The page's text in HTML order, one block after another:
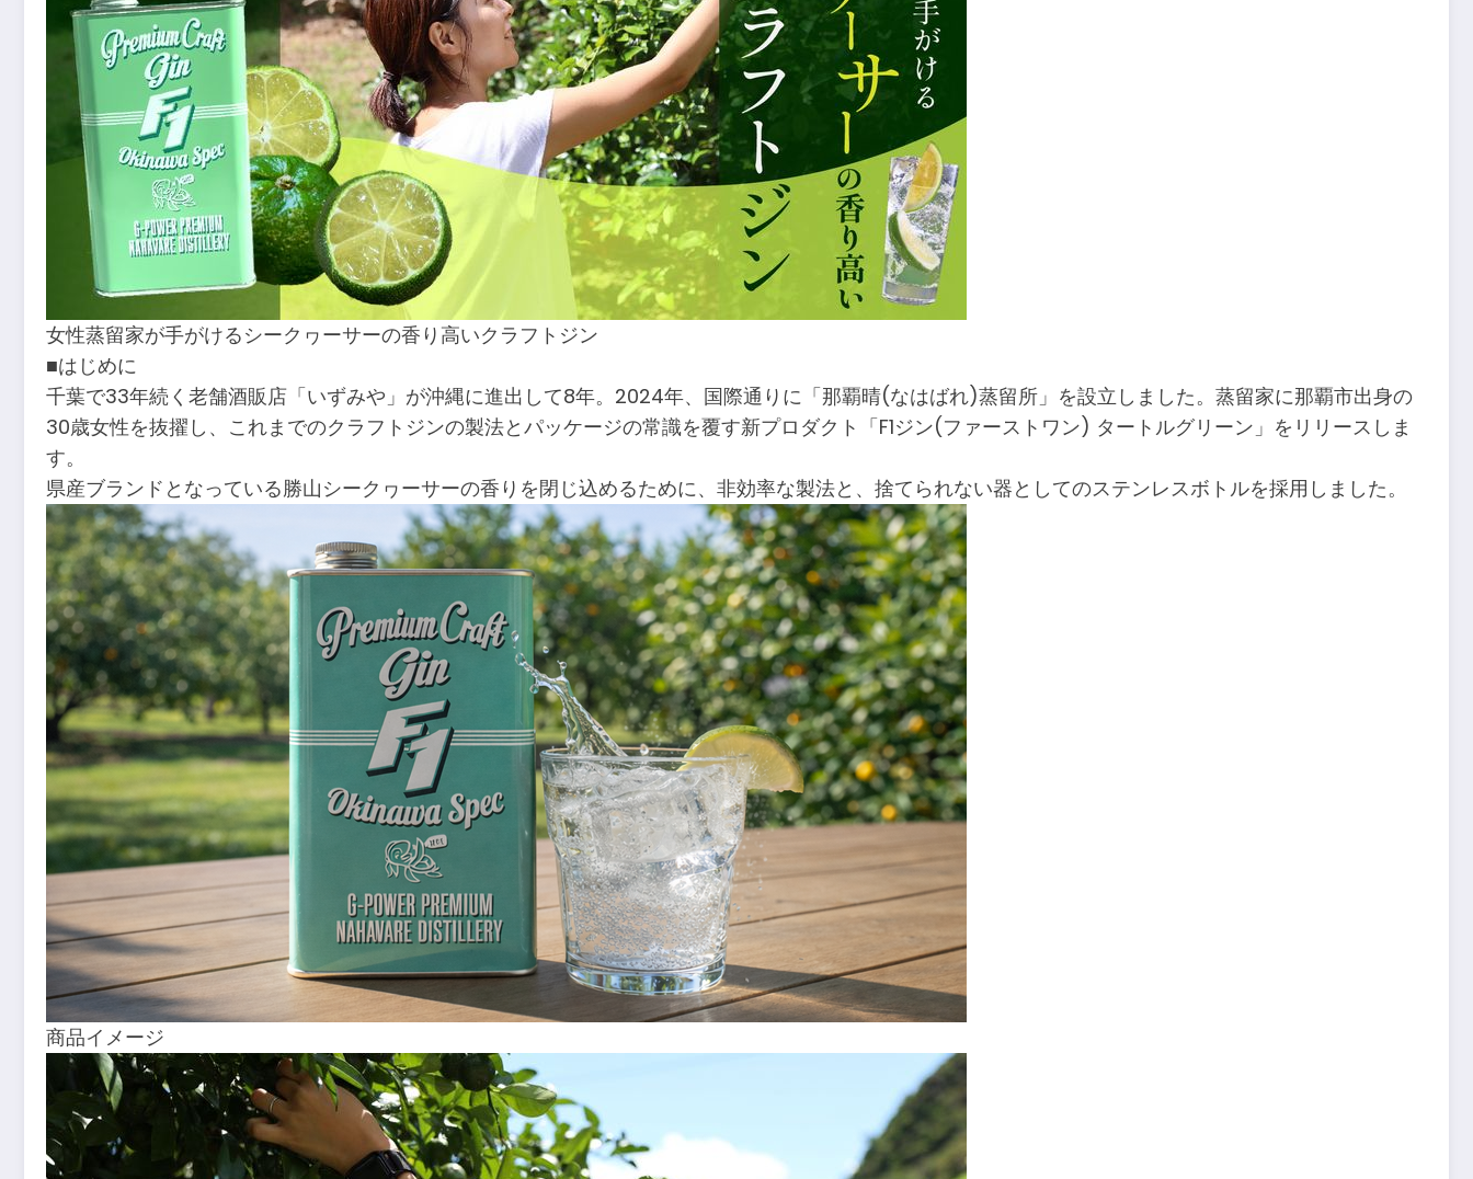
女性蒸留家が手がけるシークヮーサーの香り高いクラフトジン
■はじめに
千葉で33年続く老舗酒販店「いずみや」が沖縄に進出して8年。2024年、国際通りに「那覇晴(なはばれ)蒸留所」を設立しました。蒸留家に那覇市出身の
30歳女性を抜擢し、これまでのクラフトジンの製法とパッケージの常識を覆す新プロダクト「F1ジン(ファーストワン) タートルグリーン」をリリースしま
す。
県産ブランドとなっている勝山シークヮーサーの香りを閉じ込めるために、非効率な製法と、捨てられない器としてのステンレスボトルを採用しました。
商品イメージ